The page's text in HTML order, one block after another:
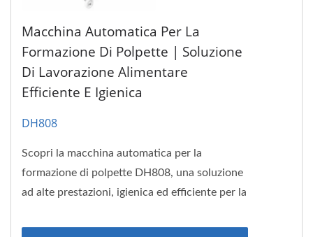
Macchina Automatica Per La
Formazione Di Polpette | Soluzione
Di Lavorazione Alimentare
Efficiente E Igienica
DH808
Scopri la macchina automatica per la
formazione di polpette DH808, una soluzione
ad alte prestazioni, igienica ed efficiente per la